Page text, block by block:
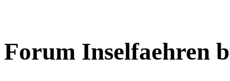
Forum Inselfaehren